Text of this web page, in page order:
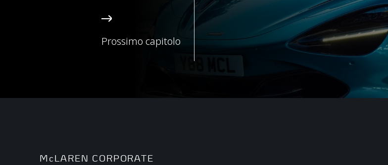
Prossimo capitolo
McLAREN CORPORATE